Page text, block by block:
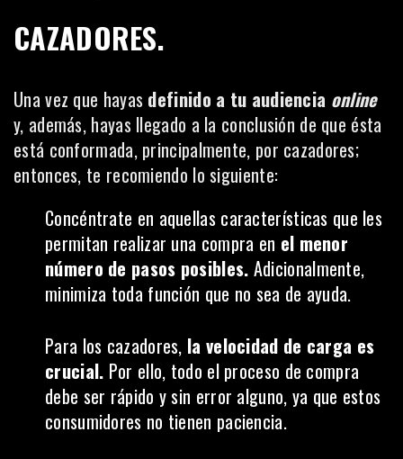
CAZADORES.
Una vez que hayas definido a tu audiencia online
y, además, hayas llegado a la conclusión de que ésta
está conformada, principalmente, por cazadores;
entonces, te recomiendo lo siguiente:
Concéntrate en aquellas características que les
permitan realizar una compra en el menor
número de pasos posibles. Adicionalmente,
minimiza toda función que no sea de ayuda.
Para los cazadores, la velocidad de carga es
crucial. Por ello, todo el proceso de compra
debe ser rápido y sin error alguno, ya que estos
consumidores no tienen paciencia.